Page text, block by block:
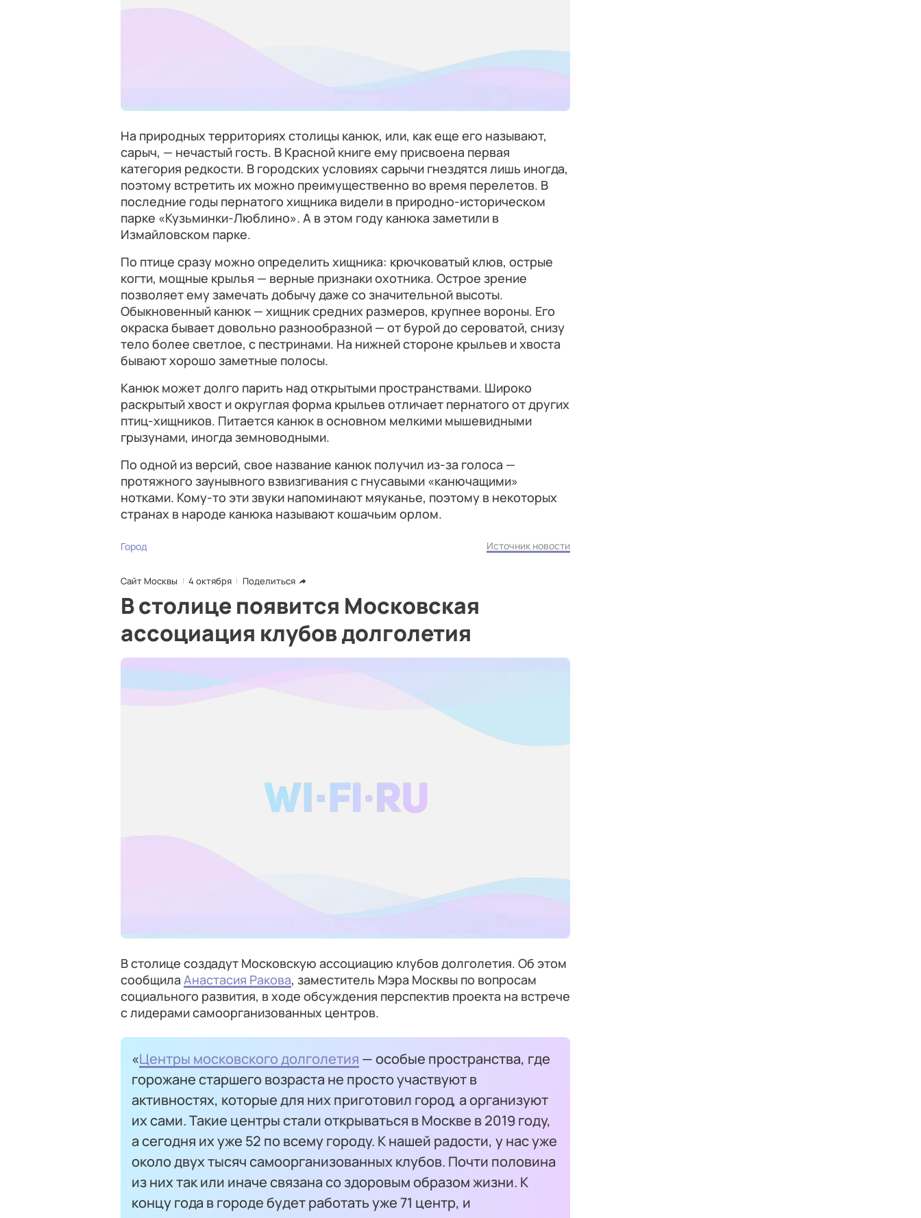
На природных территориях столицы канюк, или, как еще его называют,
сарыч, — нечастый гость. В Красной книге ему присвоена первая
категория редкости. В городских условиях сарычи гнездятся лишь иногда,
поэтому встретить их можно преимущественно во время перелетов. В
последние годы пернатого хищника видели в природно-историческом
парке «Кузьминки-Люблино». А в этом году канюка заметили в
Измайловском парке.
По птице сразу можно определить хищника: крючковатый клюв, острые
когти, мощные крылья — верные признаки охотника. Острое зрение
позволяет ему замечать добычу даже со значительной высоты.
Обыкновенный канюк — хищник средних размеров, крупнее вороны. Его
окраска бывает довольно разнообразной — от бурой до сероватой, снизу
тело более светлое, с пестринами. На нижней стороне крыльев и хвоста
бывают хорошо заметные полосы.
Канюк может долго парить над открытыми пространствами. Широко
раскрытый хвост и округлая форма крыльев отличает пернатого от других
птиц-хищников. Питается канюк в основном мелкими мышевидными
грызунами, иногда земноводными.
По одной из версий, свое название канюк получил из-за голоса —
протяжного заунывного взвизгивания с гнусавыми «канючащими»
нотками. Кому-то эти звуки напоминают мяуканье, поэтому в некоторых
странах в народе канюка называют кошачьим орлом.
Город Источник новости
Сайт Москвы 4 октября Поделиться
В столице появится Московская
ассоциация клубов долголетия
В столице создадут Московскую ассоциацию клубов долголетия. Об этом
сообщила Анастасия Ракова, заместитель Мэра Москвы по вопросам
социального развития, в ходе обсуждения перспектив проекта на встрече
с лидерами самоорганизованных центров.
«Центры московского долголетия — особые пространства, где
горожане старшего возраста не просто участвуют в
активностях, которые для них приготовил город, а организуют
их сами. Такие центры стали открываться в Москве в 2019 году,
а сегодня их уже 52 по всему городу. К нашей радости, у нас уже
около двух тысяч самоорганизованных клубов. Почти половина
из них так или иначе связана со здоровым образом жизни. К
концу года в городе будет работать уже 71 центр, и